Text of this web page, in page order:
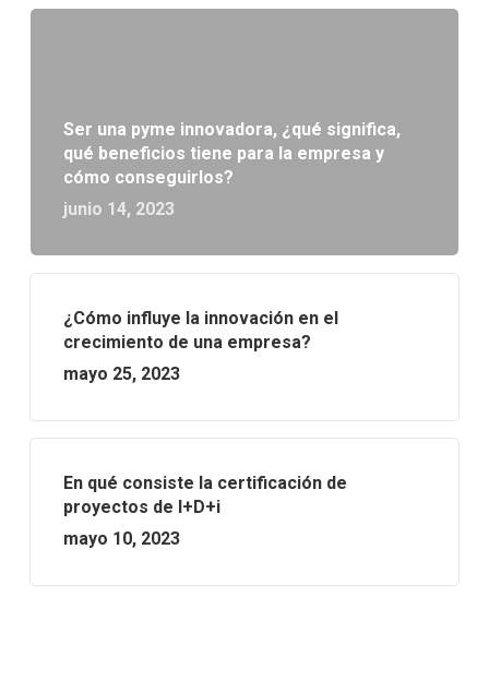
Ser una pyme innovadora, ¿qué significa,
qué beneficios tiene para la empresa y
cómo conseguirlos?
junio 14, 2023
¿Cómo influye la innovación en el
crecimiento de una empresa?
mayo 25, 2023
En qué consiste la certificación de
proyectos de I+D+i
mayo 10, 2023